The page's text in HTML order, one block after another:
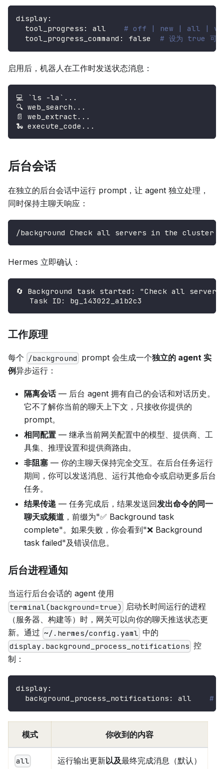
display :
tool_progress : all # off | new | all |
tool_progress_command : false # 设为 true 可在
启用后，机器人在工作时发送状态消息：
💻 `ls -la`...
🔍 web_search...
📄 web_extract...
🐍 execute_code...
后台会话
在独立的后台会话中运行 prompt，让 agent 独立处理，
同时保持主聊天响应：
/background Check all servers in the cluster
Hermes 立即确认：
🔄 Background task started: "Check all
   Task ID: bg_143022_a1b2c3
工作原理
每个 /background prompt 会生成一个独立的 agent 实
例异步运行：
隔离会话— 后台 agent 拥有自己的会话和对话历史。
它不了解你当前的聊天上下文，只接收你提供的
prompt。
相同配置 — 继承当前网关配置中的模型、提供商、工
具集、推理设置和提供商路由。
非阻塞 — 你的主聊天保持完全交互。在后台任务运行
期间，你可以发送消息、运行其他命令或启动更多后台
任务。
结果传递 — 任务完成后，结果发送回发出命令的同一
聊天或频道 ，前缀为"✅ Background task
complete"。如果失败，你会看到"❌ Background
task failed"及错误信息。
后台进程通知
当运行后台会话的 agent 使用
terminal(background=true)
启动长时间运行的进程
（服务器、构建等）时，网关可以向你的聊天推送状态更
新。通过 ~/.hermes/config.yaml 中的
display.background_process_notifications 控
制：
display :
background_process_notifications : all #
模式 你收到的内容
all 运行输出更新以及最终完成消息（默认）